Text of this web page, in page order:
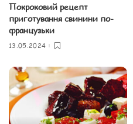
Покроковий рецепт
приготування свинини по-
французьки
13.05.2024